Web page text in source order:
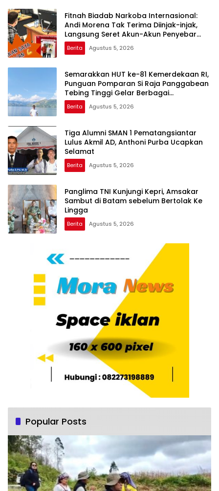
Fitnah Biadab Narkoba Internasional:
Andi Morena Tak Terima Diinjak-injak,
Langsung Seret Akun-Akun Penyebar
Hoaks ke Polda Kepri!
Berita Agustus 5, 2026
Semarakkan HUT ke-81 Kemerdekaan RI,
Punguan Pomparan Si Raja Panggabean
Tebing Tinggi Gelar Berbagai
Perlombaan
Berita Agustus 5, 2026
Tiga Alumni SMAN 1 Pematangsiantar
Lulus Akmil AD, Anthoni Purba Ucapkan
Selamat
Berita Agustus 5, 2026
Panglima TNI Kunjungi Kepri, Amsakar
Sambut di Batam sebelum Bertolak Ke
Lingga
Berita Agustus 5, 2026
Popular Posts